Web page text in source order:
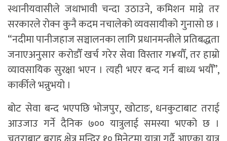
स्थानीयवासीले जथाभावी चन्दा उठाउने, कमिशन माग्ने तर
सरकारले रोक्न कुनै कदम नचालेको व्यवसायीको गुनासो छ ।
“नदीमा पानीजहाज सञ्चालनका लागि प्रधानमन्त्रीले प्रतिबद्धता
जनाएअनुसार करोडौँ खर्च गरेर सेवा विस्तार ग¥यौँ, तर हाम्रो
व्यावसायिक सुरक्षा भएन । त्यही भएर बन्द गर्न बाध्य भयौँ”,
कार्कीले भन्नुभयो ।
बोट सेवा बन्द भएपछि भोजपुर, खोटाङ, धनकुटाबाट तराई
आउजाउ गर्ने दैनिक ७०० यात्रुलाई समस्या भएको छ ।